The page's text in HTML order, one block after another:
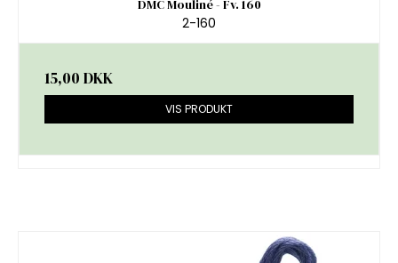
DMC Mouliné - Fv. 160
2-160
15,00 DKK
VIS PRODUKT